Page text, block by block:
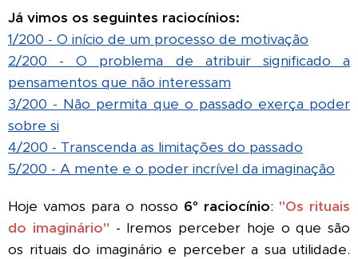
Já vimos os seguintes raciocínios:
1/200 - O início de um processo de motivação
2/200 - O problema de atribuir significado a
pensamentos que não interessam
3/200 - Não permita que o passado exerça poder
sobre si
4/200 - Transcenda as limitações do passado
5/200 - A mente e o poder incrível da imaginação
Hoje vamos para o nosso 6° raciocínio: "Os rituais
do imaginário" - Iremos perceber hoje o que são
os rituais do imaginário e perceber a sua utilidade.